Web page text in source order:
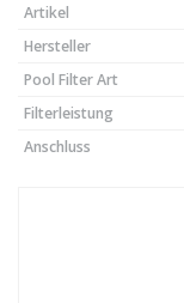
Artikel
Hersteller
Pool Filter Art
Filterleistung
Anschluss